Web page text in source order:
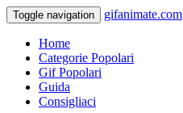
Toggle navigation gifanimate.com
Home
Categorie Popolari
Gif Popolari
Guida
Consigliaci